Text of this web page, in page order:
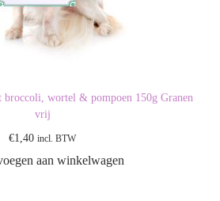
wortel & pompoen 150g Granen
vrij
€1,40 incl. BTW
aan winkelwagen